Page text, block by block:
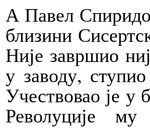
А Павел
близини
Није завршио
у заводу,
Учествовао је у
Револуције